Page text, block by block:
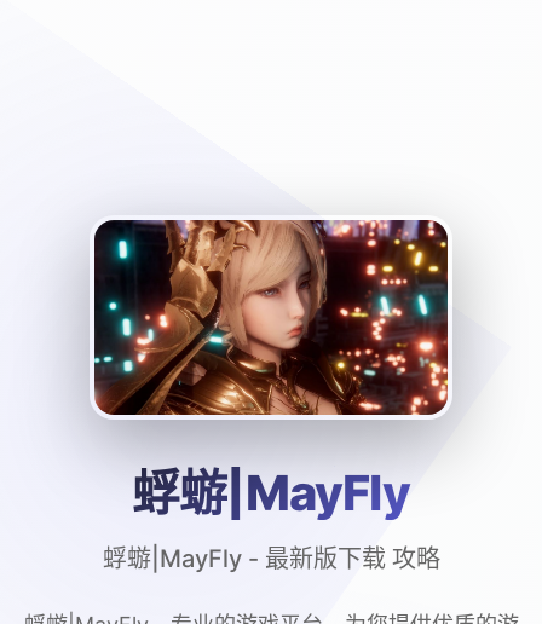
蜉蝣|MayFly
蜉蝣|MayFly - 最新版下载 攻略